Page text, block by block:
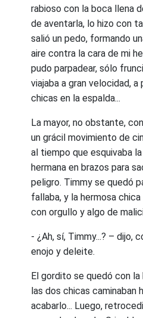
rabioso con la boca llena
de aventarla, lo hizo con
salió un pedo, formando
aire contra la cara de mi
pudo parpadear, sólo
viajaba a gran velocidad,
chicas en la espalda...
La mayor, no obstante,
un grácil movimiento de
al tiempo que esquivaba
hermana en brazos para
peligro. Timmy se quedó
fallaba, y la hermosa
con orgullo y algo de
- ¿Ah, sí, Timmy...? – dijo,
enojo y deleite.
El gordito se quedó con
las dos chicas caminaban
acabarlo... Luego,